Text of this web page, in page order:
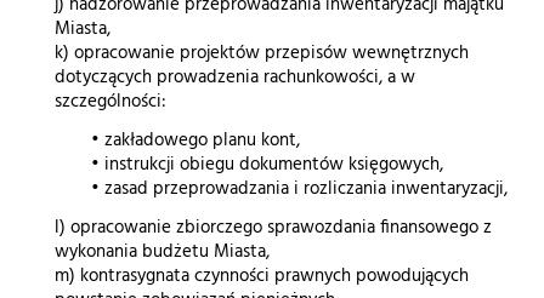
Miasta,
k) opracowanie projektów przepisów wewnętrznych
dotyczących prowadzenia rachunkowości, a w
szczególności:
• zakładowego planu kont,
• instrukcji obiegu dokumentów księgowych,
• zasad przeprowadzania i rozliczania inwentaryzacji,
l) opracowanie zbiorczego sprawozdania finansowego z
wykonania budżetu Miasta,
m) kontrasygnata czynności prawnych powodujących